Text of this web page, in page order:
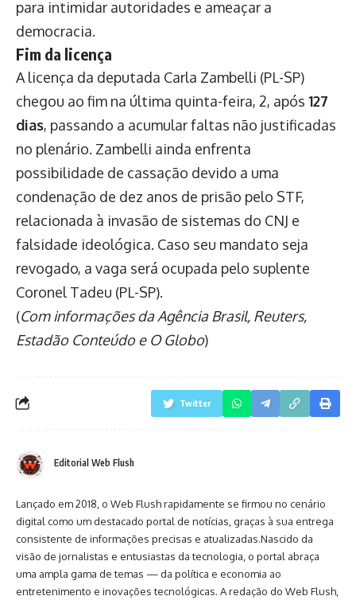
para intimidar autoridades e ameaçar a
democracia.
Fim da licença
A licença da deputada Carla Zambelli (PL-SP)
chegou ao fim na última quinta-feira, 2, após 127
dias, passando a acumular faltas não justificadas
no plenário. Zambelli ainda enfrenta
possibilidade de cassação devido a uma
condenação de dez anos de prisão pelo STF,
relacionada à invasão de sistemas do CNJ e
falsidade ideológica. Caso seu mandato seja
revogado, a vaga será ocupada pelo suplente
Coronel Tadeu (PL-SP).
(Com informações da Agência Brasil, Reuters,
Estadão Conteúdo e O Globo)
Twitter
Editorial Web Flush
Lançado em 2018, o Web Flush rapidamente se firmou no cenário
digital como um destacado portal de notícias, graças à sua entrega
consistente de informações precisas e atualizadas.Nascido da
visão de jornalistas e entusiastas da tecnologia, o portal abraça
uma ampla gama de temas — da política e economia ao
entretenimento e inovações tecnológicas. A redação do Web Flush,